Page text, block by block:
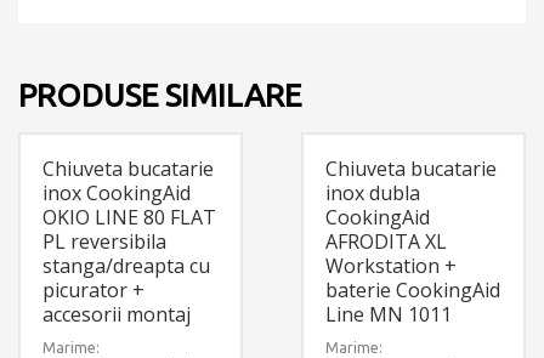
PRODUSE SIMILARE
Chiuveta bucatarie
inox CookingAid
OKIO LINE 80 FLAT
PL reversibila
stanga/dreapta cu
picurator +
accesorii montaj
Marime:
Chiuveta bucatarie
inox dubla
CookingAid
AFRODITA XL
Workstation +
baterie CookingAid
Line MN 1011
Marime: